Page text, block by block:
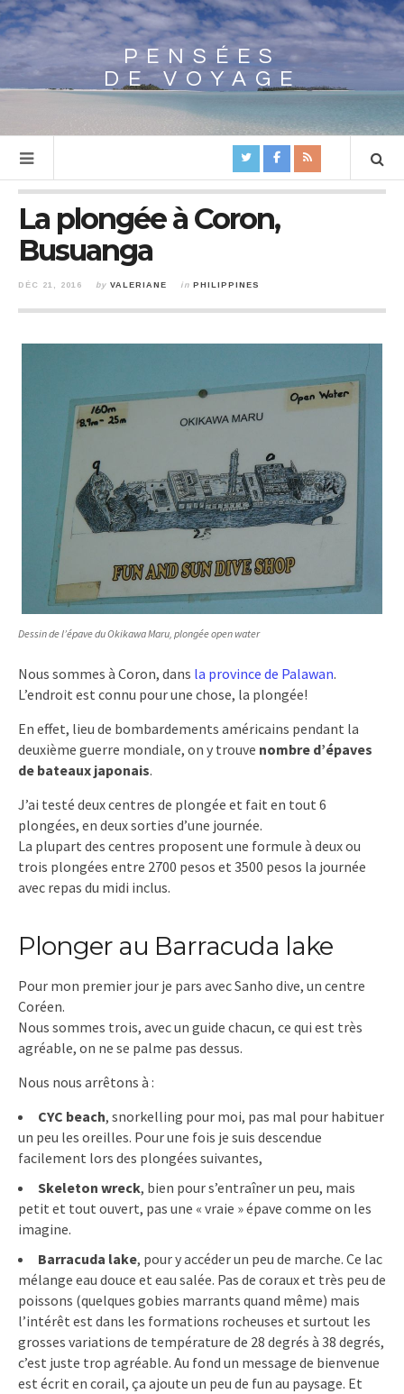
Array
PENSÉES
DE VOYAGE
La plongée à Coron,
Busuanga
DÉC 21, 2016 by VALERIANE in PHILIPPINES
Dessin de l’épave du Okikawa Maru, plongée open water
Nous sommes à Coron, dans la province de Palawan.
L’endroit est connu pour une chose, la plongée!
En effet, lieu de bombardements américains pendant la
deuxième guerre mondiale, on y trouve nombre d’épaves
de bateaux japonais.
J’ai testé deux centres de plongée et fait en tout 6
plongées, en deux sorties d’une journée.
La plupart des centres proposent une formule à deux ou
trois plongées entre 2700 pesos et 3500 pesos la journée
avec repas du midi inclus.
Plonger au Barracuda lake
Pour mon premier jour je pars avec Sanho dive, un centre
Coréen.
Nous sommes trois, avec un guide chacun, ce qui est très
agréable, on ne se palme pas dessus.
Nous nous arrêtons à :
CYC beach, snorkelling pour moi, pas mal pour habituer
un peu les oreilles. Pour une fois je suis descendue
facilement lors des plongées suivantes,
Skeleton wreck, bien pour s’entraîner un peu, mais
petit et tout ouvert, pas une « vraie » épave comme on les
imagine.
Barracuda lake, pour y accéder un peu de marche. Ce lac
mélange eau douce et eau salée. Pas de coraux et très peu de
poissons (quelques gobies marrants quand même) mais
l’intérêt est dans les formations rocheuses et surtout les
grosses variations de température de 28 degrés à 38 degrés,
c’est juste trop agréable. Au fond un message de bienvenue
est écrit en corail, ça ajoute un peu de fun au paysage. Et